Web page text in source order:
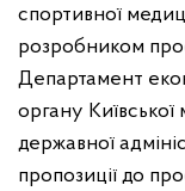
спортивної
розробником
Департамент
органу Київської
державної
пропозиції до